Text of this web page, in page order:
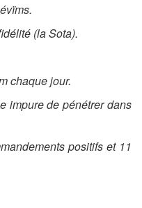
(la Sota).
chaque jour.
impure de pénétrer dans
positifs et 11